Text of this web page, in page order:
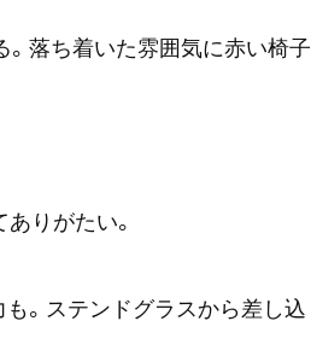
落ち着いた雰囲気に赤い椅子
りがたい。
。ステンドグラスから差し込